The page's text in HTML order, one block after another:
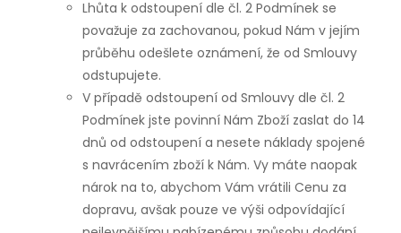
Lhůta k odstoupení dle čl. 2 Podmínek se
považuje za zachovanou, pokud Nám v jejím
průběhu odešlete oznámení, že od Smlouvy
odstupujete.
V případě odstoupení od Smlouvy dle čl. 2
Podmínek jste povinní Nám Zboží zaslat do 14
dnů od odstoupení a nesete náklady spojené
s navrácením zboží k Nám. Vy máte naopak
nárok na to, abychom Vám vrátili Cenu za
dopravu, avšak pouze ve výši odpovídající